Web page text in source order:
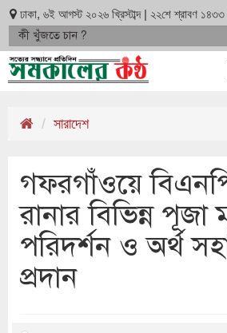
ঢাকা, ৬ই আগস্ট ২০২৬ খ্রিস্টাব্দ | ২২শে শ্রাবণ ১৪৩৩
সারাদেশ
গফরগাঁওয়ে
রানার বিভিন্ন পূজা
পরিদর্শন ও অর্থ
প্রদান